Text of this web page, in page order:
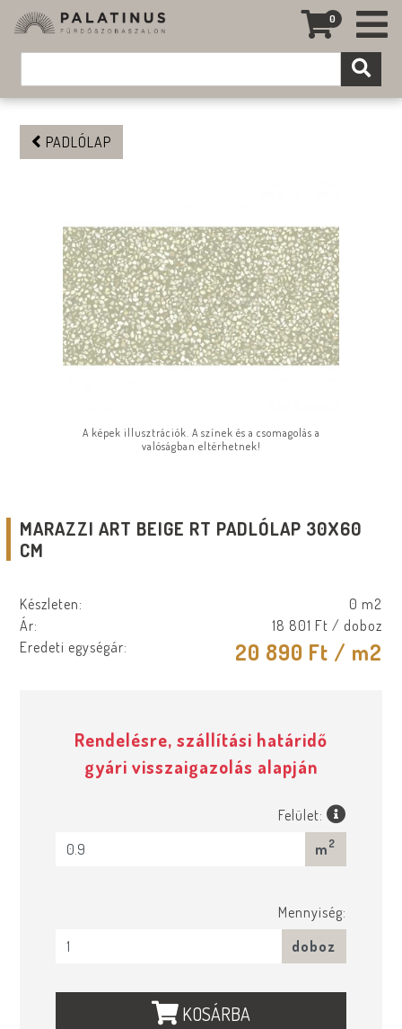
0
PADLÓLAP
A képek illusztrációk. A színek és a csomagolás a
valóságban eltérhetnek!
MARAZZI ART BEIGE RT PADLÓLAP 30X60
CM
Készleten:
0 m2
Ár:
18 801 Ft / doboz
Eredeti egységár:
20 890 Ft / m2
Rendelésre, szállítási határidő
gyári visszaigazolás alapján
Felület:
m 2
Mennyiség:
doboz
KOSÁRBA